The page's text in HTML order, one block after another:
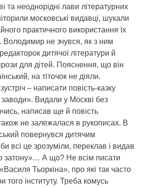
та неоднорідні лави літературних
московські видавці, шукали
практичного використання їх
Володимир не зчувся, як з ним
дитячої літератури й
для дітей. Пояснення, що він
на тіточок не діяли.
– написати повість-казку
заводи». Видали у Москві без
написав ще й повість
не залежалася в рукописах. В
повернувся дитячим
всі це зрозуміли, переклав і видав
затону»… А що? Не всім писати
Тьоркіна», про які так часто
того інституту. Треба комусь